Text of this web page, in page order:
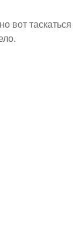
вот таскаться